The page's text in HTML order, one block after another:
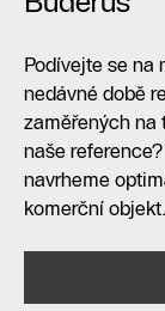
Podívejte se na
nedávné době
zaměřených na
naše
navrheme
komerční objekt.